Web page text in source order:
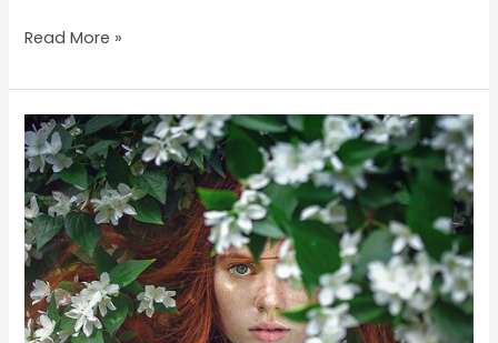
James
an
Introduction
Read More »